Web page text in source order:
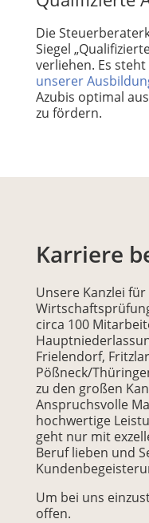
Die
Siegel
verliehen. Es
unserer
Azubis optimal
zu fördern.
Karriere
Unsere Kanzlei
circa 100
Frielendorf,
Pößneck/
zu den großen
Anspruchsvolle
hochwertige
geht nur mit
Beruf lieben und
Um bei uns
offen.